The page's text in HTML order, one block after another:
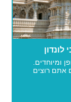
ומיוחדים.
אם אתם רוצים